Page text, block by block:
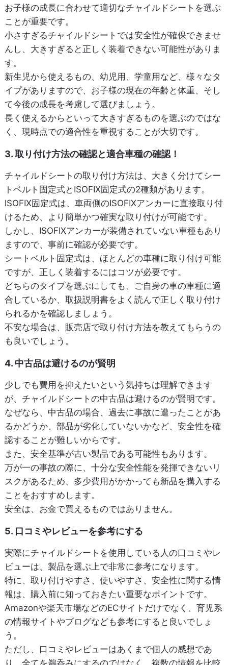
お子様の成長に合わせて適切なチャイルドシートを選ぶ
ことが重要です。
小さすぎるチャイルドシートでは安全性が確保できませ
んし、大きすぎると正しく装着できない可能性がありま
す。
新生児から使えるもの、幼児用、学童用など、様々なタ
イプがありますので、お子様の現在の年齢と体重、そし
て今後の成長を考慮して選びましょう。
長く使えるからといって大きすぎるものを選ぶのではな
く、現時点での適合性を重視することが大切です。
3. 取り付け方法の確認と適合車種の確認！
チャイルドシートの取り付け方法は、大きく分けてシー
トベルト固定式とISOFIX固定式の2種類があります。
ISOFIX固定式は、車両側のISOFIXアンカーに直接取り付
けるため、より簡単かつ確実な取り付けが可能です。
しかし、ISOFIXアンカーが装備されていない車種もあり
ますので、事前に確認が必要です。
シートベルト固定式は、ほとんどの車種に取り付け可能
ですが、正しく装着するにはコツが必要です。
どちらのタイプを選ぶにしても、ご自身の車の車種に適
合しているか、取扱説明書をよく読んで正しく取り付け
られるかを確認しましょう。
不安な場合は、販売店で取り付け方法を教えてもらうの
も良いでしょう。
4. 中古品は避けるのが賢明
少しでも費用を抑えたいという気持ちは理解できます
が、チャイルドシートの中古品は避けるのが賢明です。
なぜなら、中古品の場合、過去に事故に遭ったことがあ
るかどうか、部品が劣化していないかなど、安全性を確
認することが難しいからです。
また、安全基準が古い製品である可能性もあります。
万が一の事故の際に、十分な安全性能を発揮できないリ
スクがあるため、多少費用がかかっても新品を購入する
ことをおすすめします。
安全は、お金で買えるものではありません。
5. 口コミやレビューを参考にする
実際にチャイルドシートを使用している人の口コミやレ
ビューは、製品を選ぶ上で非常に参考になります。
特に、取り付けやすさ、使いやすさ、安全性に関する情
報は、購入前に知っておきたい重要なポイントです。
Amazonや楽天市場などのECサイトだけでなく、育児系
の情報サイトやブログなども参考にすると良いでしょ
う。
ただし、口コミやレビューはあくまで個人の感想であ